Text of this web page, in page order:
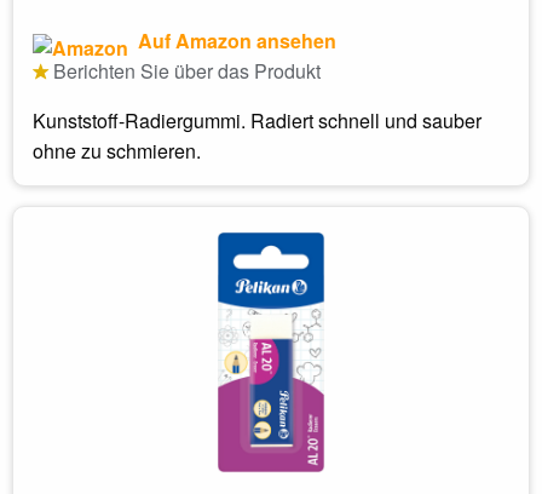
Auf Amazon ansehen
Berichten Sie über das Produkt
Kunststoff-Radiergummi. Radiert schnell und sauber
ohne zu schmieren.